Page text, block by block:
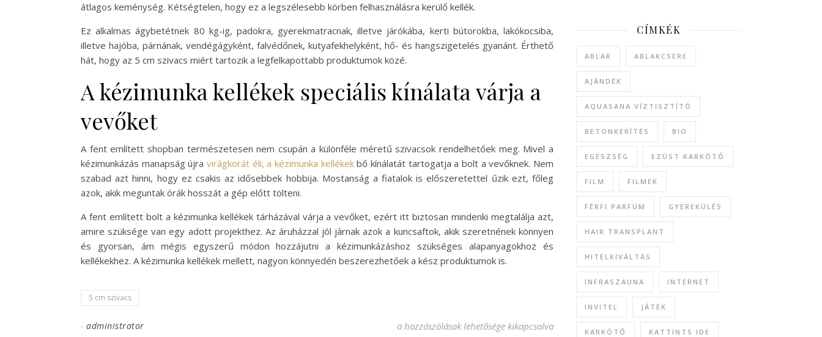
átlagos keménység. Kétségtelen, hogy ez a legszélesebb körben felhasználásra kerülő kellék.
Ez alkalmas ágybetétnek 80 kg-ig, padokra, gyerekmatracnak, illetve járókába, kerti bútorokba, lakókocsiba,
illetve hajóba, párnának, vendégágyként, falvédőnek, kutyafekhelyként, hő- és hangszigetelés gyanánt. Érthető
hát, hogy az 5 cm szivacs miért tartozik a legfelkapottabb produktumok közé.
A kézimunka kellékek speciális kínálata várja a
vevőket
A fent említett shopban természetesen nem csupán a különféle méretű szivacsok rendelhetőek meg. Mivel a
kézimunkázás manapság újra virágkorát éli, a kézimunka kellékekbő kínálatát tartogatja a bolt a vevőknek. Nem
szabad azt hinni, hogy ez csakis az idősebbek hobbija. Mostanság a fiatalok is előszeretettel űzik ezt, főleg
azok, akik meguntak órák hosszát a gép előtt tölteni.
A fent említett bolt a kézimunka kellékek tárházával várja a vevőket, ezért itt biztosan mindenki megtalálja azt,
amire szüksége van egy adott projekthez. Az áruházzal jól járnak azok a kuncsaftok, akik szeretnének könnyen
és gyorsan, ám mégis egyszerű módon hozzájutni a kézimunkázáshoz szükséges alapanyagokhoz és
kellékekhez. A kézimunka kellékek mellett, nagyon könnyedén beszerezhetőek a kész produktumok is.
5 cm szivacs
- administrator 5 cm szivacs különböző célokra bejegyzéshez
a hozzászólások lehetősége kikapcsolva
CÍMKÉK
ABLAK ABLAKCSERE
AJÁNDÉK
AQUASANA VÍZTISZTÍTÓ
BETONKERÍTÉS BIO
EGÉSZSÉG EZÜST KARKÖTŐ
FILM FILMEK
FÉRFI PARFÜM GYEREKÜLÉS
HAIR TRANSPLANT
HITELKIVÁLTÁS
INFRASZAUNA INTERNET
INVITEL JÁTÉK
KARKÖTŐ KATTINTS IDE